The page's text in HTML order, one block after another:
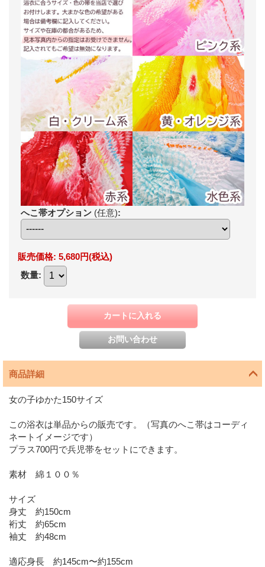
へこ帯オプション (任意):
販売価格: 5,680円(税込)
数量:
商品詳細
女の子ゆかた150サイズ
この浴衣は単品からの販売です。（写真のへこ帯はコーディ
ネートイメージです）
プラス700円で兵児帯をセットにできます。
素材 綿１００％
サイズ
身丈 約150cm
裄丈 約65cm
袖丈 約48cm
適応身長 約145cm〜約155cm